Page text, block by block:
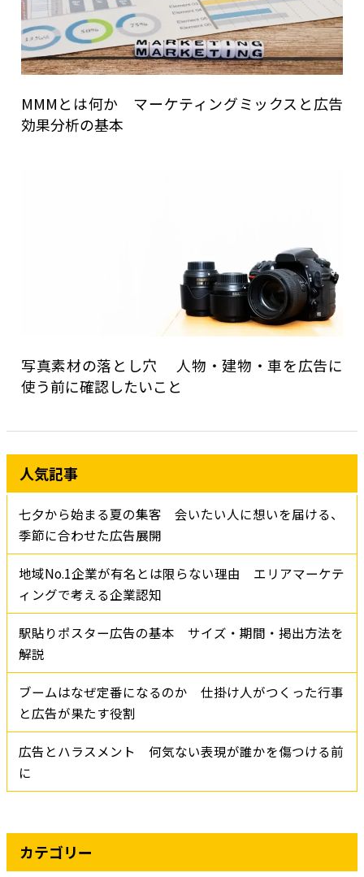
MMMとは何か マーケティングミックスと広告
効果分析の基本
写真素材の落とし穴 人物・建物・車を広告に
使う前に確認したいこと
人気記事
七夕から始まる夏の集客 会いたい人に想いを届ける、
季節に合わせた広告展開
地域No.1企業が有名とは限らない理由 エリアマーケテ
ィングで考える企業認知
駅貼りポスター広告の基本 サイズ・期間・掲出方法を
解説
ブームはなぜ定番になるのか 仕掛け人がつくった行事
と広告が果たす役割
広告とハラスメント 何気ない表現が誰かを傷つける前
に
カテゴリー